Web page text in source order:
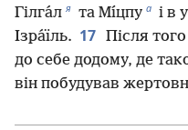
Гілга́л я та Мı́цпу а і в
Ізра́їль. 17 Після
до себе додому, де
він побудував